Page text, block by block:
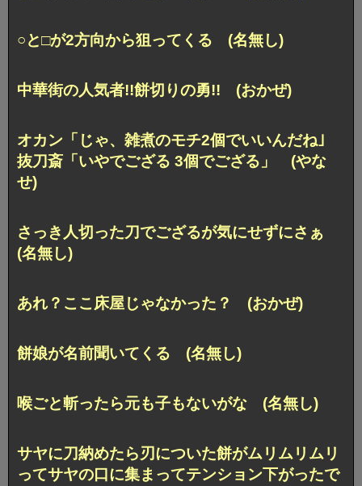
○と□が2方向から狙ってくる (名無し)
中華街の人気者!!餅切りの勇!! (おかぜ)
オカン「じゃ、雑煮のモチ2個でいいんだね｣
抜刀斎「いやでござる 3個でござる」 (やな
せ)
さっき人切った刀でござるが気にせずにさぁ
(名無し)
あれ？ここ床屋じゃなかった？ (おかぜ)
餅娘が名前聞いてくる (名無し)
喉ごと斬ったら元も子もないがな (名無し)
サヤに刀納めたら刃についた餅がムリムリムリ
ってサヤの口に集まってテンション下がったで